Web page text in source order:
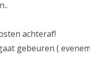
achteraf!
gebeuren (